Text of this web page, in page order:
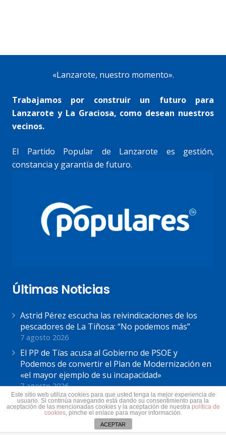
«Lanzarote, nuestro momento».
Trabajamos por construir un futuro para
Lanzarote y La Graciosa, como desean nuestros
vecinos.
El Partido Popular de Lanzarote es gestión,
constancia y garantía de futuro.
Últimas Noticias
Astrid Pérez escucha las reivindicaciones de los
pescadores de La Tiñosa: “No podemos más”
7 agosto 2026
El PP de Tías acusa al Gobierno de PSOE y
Podemos de convertir el Plan de Modernización en
«el mayor ejemplo de su incapacidad»
7 agosto 2026
Astrid Pérez: “Lanzarote y toda Canarias se
solidariza con Ceuta: España no puede seguir sin
una política migratoria de Estado”
Este sitio web utiliza cookies para que usted tenga la mejor experiencia de
usuario. Si continúa navegando está dando su consentimiento para la
aceptación de las mencionadas cookies y la aceptación de nuestra política de
cookies, pinche el enlace para mayor información.
ACEPTAR